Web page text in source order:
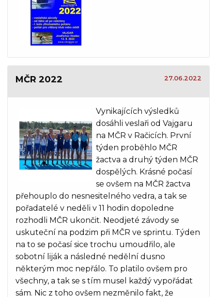
MČR 2022 27.06.2022
Vynikajících výsledků
dosáhli veslaři od Vajgaru
na MČR v Račicích. První
týden proběhlo MČR
žactva a druhý týden MČR
dospělých. Krásné počasí
se ovšem na MČR žactva
přehouplo do nesnesitelného vedra, a tak se
pořadatelé v neděli v 11 hodin dopoledne
rozhodli MČR ukončit. Neodjeté závody se
uskuteční na podzim při MČR ve sprintu. Týden
na to se počasí sice trochu umoudřilo, ale
sobotní liják a následné nedělní dusno
některým moc nepřálo. To platilo ovšem pro
všechny, a tak se s tím musel každý vypořádat
sám. Nic z toho ovšem nezměnilo fakt, že